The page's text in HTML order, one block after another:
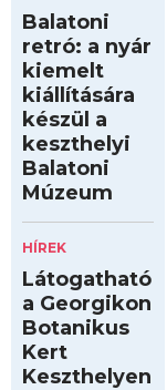
Balatoni
retró: a nyár
kiemelt
kiállítására
készül a
keszthelyi
Balatoni
Múzeum
HÍREK
Látogatható
a Georgikon
Botanikus
Kert
Keszthelyen